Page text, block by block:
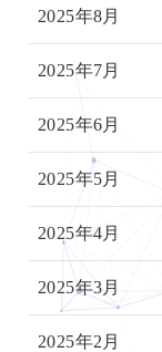
2025年8月
2025年7月
2025年6月
2025年5月
2025年4月
2025年3月
2025年2月